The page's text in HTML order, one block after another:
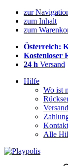
zur
zum Inhalt
zum
Österreich:
Kostenloser
24 h Versand
Hilfe
Wo ist
Kontakt
Alle